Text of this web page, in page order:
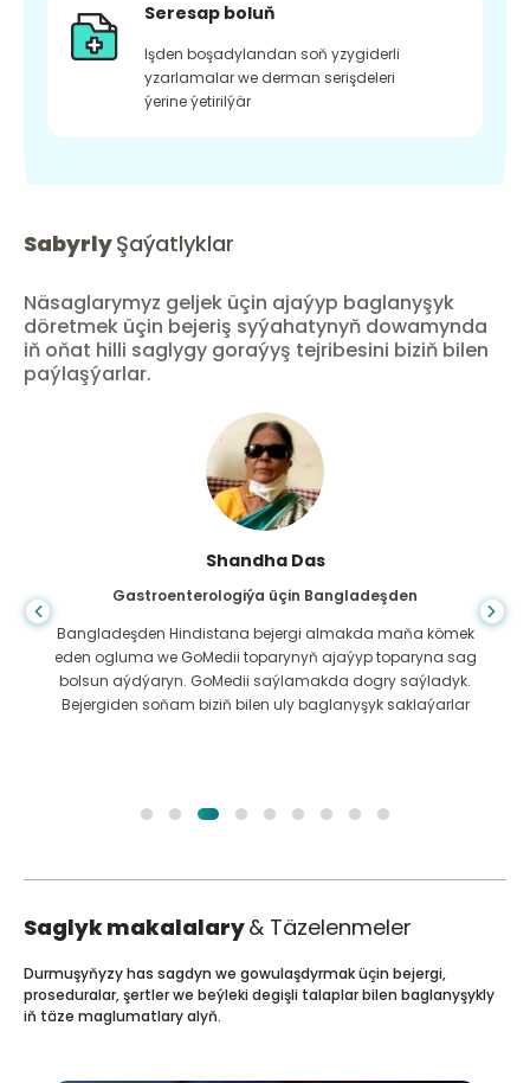
Seresap boluň
Işden boşadylandan soň yzygiderli
yzarlamalar we derman serişdeleri
ýerine ýetirilýär
SabyrlyŞaýatlyklar
Näsaglarymyz geljek üçin ajaýyp baglanyşyk
döretmek üçin bejeriş syýahatynyň dowamynda
iň oňat hilli saglygy goraýyş tejribesini biziň bilen
paýlaşýarlar.
Shandha Das
Gastroenterologiýa üçin Bangladeşden
Bangladeşden Hindistana bejergi almakda maňa kömek
eden ogluma we GoMedii toparynyň ajaýyp toparyna sag
bolsun aýdýaryn. GoMedii saýlamakda dogry saýladyk.
Bejergiden soňam biziň bilen uly baglanyşyk saklaýarlar
Saglyk makalalary& Täzelenmeler
Durmuşyňyzy has sagdyn we gowulaşdyrmak üçin bejergi,
proseduralar, şertler we beýleki degişli talaplar bilen baglanyşykly
iň täze maglumatlary alyň.